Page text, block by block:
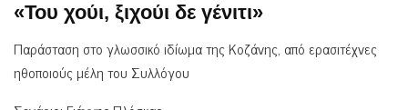
«Του χούι, ξιχούι δε γένιτι»
Παράσταση στο γλωσσικό ιδίωμα της Κοζάνης, από ερασιτέχνες
ηθοποιούς μέλη του Συλλόγου